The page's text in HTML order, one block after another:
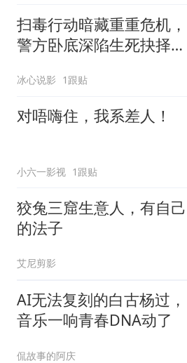
扫毒行动暗藏重重危机，
警方卧底深陷生死抉择，
冰心说影 1跟贴
对唔嗨住，我系差人！
小六一影视 1跟贴
狡兔三窟生意人，有自己
的法子
艾尼剪影
AI无法复刻的白古杨过，
音乐一响青春DNA动了
侃故事的阿庆